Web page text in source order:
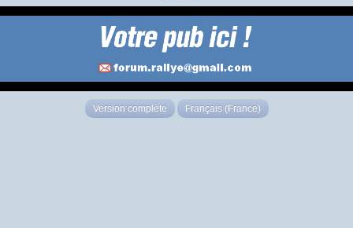
Version complète Français (France)